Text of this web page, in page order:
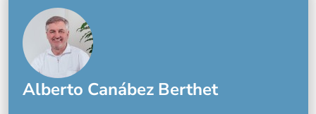
Alberto Canábez Berthet